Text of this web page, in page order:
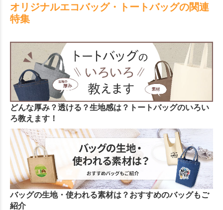
オリジナルエコバッグ・トートバッグの関連
特集
どんな厚み？透ける？生地感は？トートバッグのいろい
ろ教えます！
バッグの生地・使われる素材は？おすすめのバッグもご
紹介